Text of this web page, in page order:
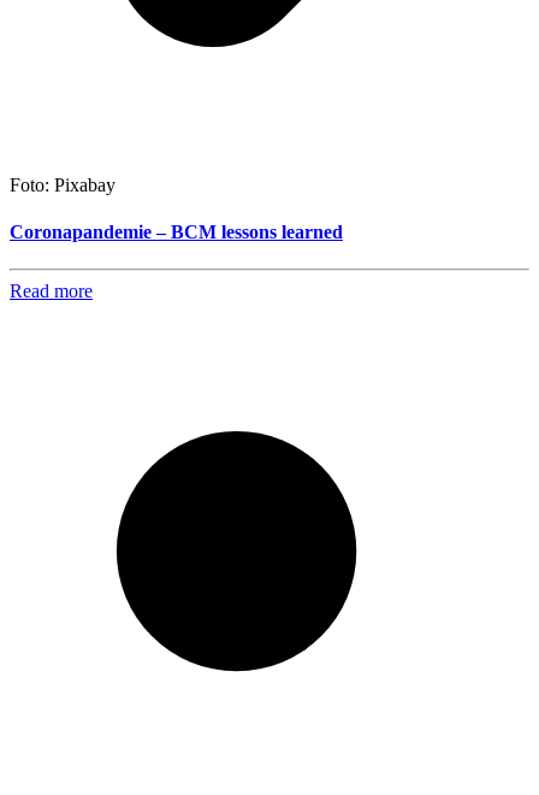
Foto: Pixabay
Coronapandemie – BCM lessons learned
Read more